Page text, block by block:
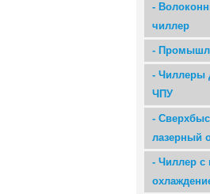
-
чиллер
-
- Чиллеры
ЧПУ
-
лазерный
- Чиллер